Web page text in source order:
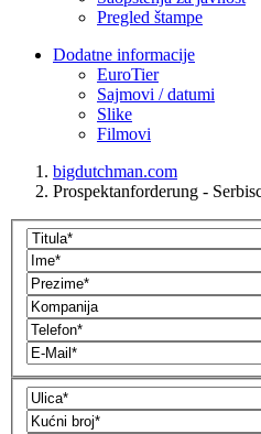
Pregled štampe
Dodatne informacije
EuroTier
Sajmovi / datumi
Slike
Filmovi
bigdutchman.com
Prospektanforderung -